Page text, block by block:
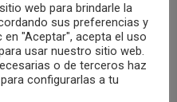
web para brindarle la
sus preferencias y
"Aceptar", acepta el uso
usar nuestro sitio web.
o de terceros haz
configurarlas a tu